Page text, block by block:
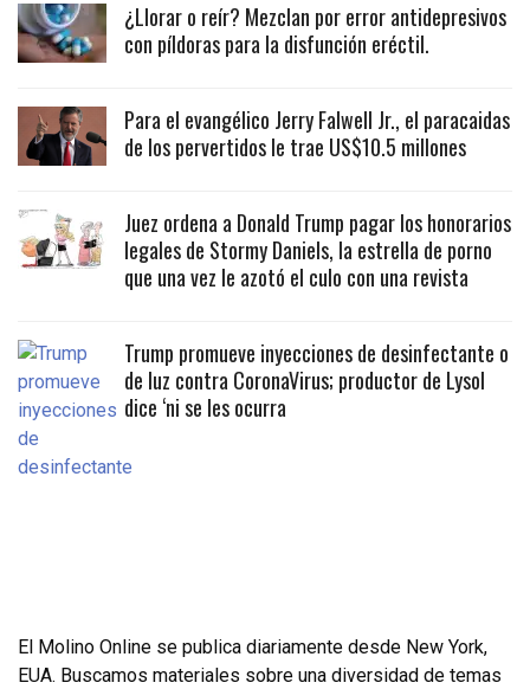
¿Llorar o reír? Mezclan por error antidepresivos
con píldoras para la disfunción eréctil.
Para el evangélico Jerry Falwell Jr., el paracaidas
de los pervertidos le trae US$10.5 millones
Juez ordena a Donald Trump pagar los honorarios
legales de Stormy Daniels, la estrella de porno
que una vez le azotó el culo con una revista
Trump promueve inyecciones de desinfectante o
de luz contra CoronaVirus; productor de Lysol
dice ‘ni se les ocurra
El Molino Online se publica diariamente desde New York,
EUA. Buscamos materiales sobre una diversidad de temas